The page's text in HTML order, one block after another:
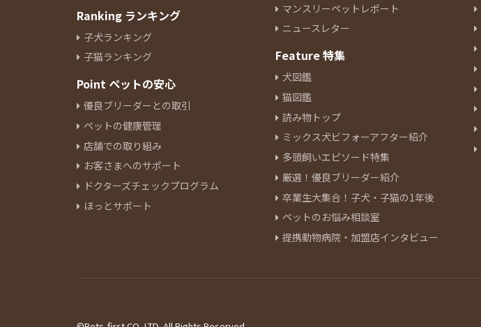
Ranking ランキング
子犬ランキング
子猫ランキング
Point ペットの安心
優良ブリーダーとの取引
ペットの健康管理
店舗での取り組み
お客さまへのサポート
ドクターズチェックプログラム
ほっとサポート
マンスリーペットレポート
ニュースレター
Feature 特集
犬図鑑
猫図鑑
読み物トップ
ミックス犬ビフォーアフター紹介
多頭飼いエピソード特集
厳選！優良ブリーダー紹介
卒業生大集合！子犬・子猫の1年後
ペットのお悩み相談室
提携動物病院・加盟店インタビュー